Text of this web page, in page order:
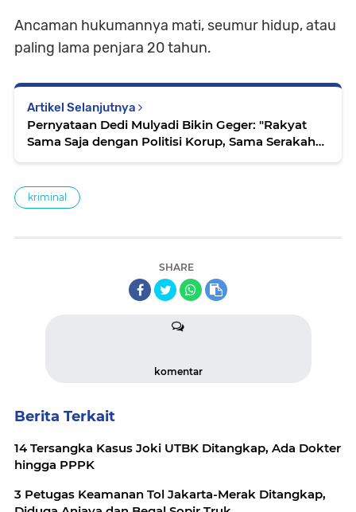
Ancaman hukumannya mati, seumur hidup, atau
paling lama penjara 20 tahun.
Artikel Selanjutnya
Pernyataan Dedi Mulyadi Bikin Geger: "Rakyat
Sama Saja dengan Politisi Korup, Sama Serakah
kriminal
SHARE
komentar
Berita Terkait
14 Tersangka Kasus Joki UTBK Ditangkap, Ada Dokter
hingga PPPK
3 Petugas Keamanan Tol Jakarta-Merak Ditangkap,